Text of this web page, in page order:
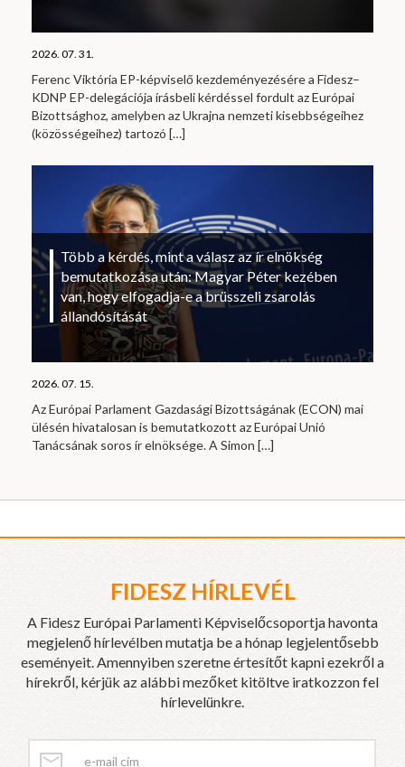
2026. 07. 31.
Ferenc Viktória EP-képviselő kezdeményezésére a Fidesz–
KDNP EP-delegációja írásbeli kérdéssel fordult az Európai
Bizottsághoz, amelyben az Ukrajna nemzeti kisebbségeihez
(közösségeihez) tartozó […]
Több a kérdés, mint a válasz az ír elnökség
bemutatkozása után: Magyar Péter kezében
van, hogy elfogadja-e a brüsszeli zsarolás
állandósítását
2026. 07. 15.
Az Európai Parlament Gazdasági Bizottságának (ECON) mai
ülésén hivatalosan is bemutatkozott az Európai Unió
Tanácsának soros ír elnöksége. A Simon […]
FIDESZ HÍRLEVÉL
A Fidesz Európai Parlamenti Képviselőcsoportja havonta
megjelenő hírlevélben mutatja be a hónap legjelentősebb
eseményeit. Amennyiben szeretne értesítőt kapni ezekről a
hírekről, kérjük az alábbi mezőket kitöltve iratkozzon fel
hírlevelünkre.